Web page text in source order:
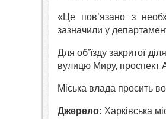
«Це пов’язано з
зазначили у
Для об’їзду закритої
вулицю Миру, проспект
Міська влада просить
Джерело: Харківська